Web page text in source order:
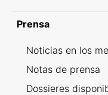
Prensa
Noticias en los
Notas de prensa
Dossieres